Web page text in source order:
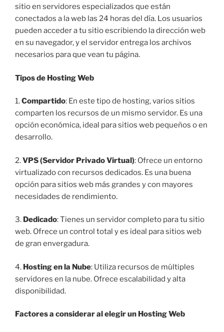
sitio en servidores especializados que están
conectados a la web las 24 horas del día. Los usuarios
pueden acceder a tu sitio escribiendo la dirección web
en su navegador, y el servidor entrega los archivos
necesarios para que vean tu página.
Tipos de Hosting Web
1.Compartido: En este tipo de hosting, varios sitios
comparten los recursos de un mismo servidor. Es una
opción económica, ideal para sitios web pequeños o en
desarrollo.
2.VPS (Servidor Privado Virtual): Ofrece un entorno
virtualizado con recursos dedicados. Es una buena
opción para sitios web más grandes y con mayores
necesidades de rendimiento.
3. Dedicado: Tienes un servidor completo para tu sitio
web. Ofrece un control total y es ideal para sitios web
de gran envergadura.
4. Hosting en la Nube: Utiliza recursos de múltiples
servidores en la nube. Ofrece escalabilidad y alta
disponibilidad.
Factores a considerar al elegir un Hosting Web